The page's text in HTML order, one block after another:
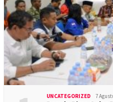
UNCATEGORIZED 7